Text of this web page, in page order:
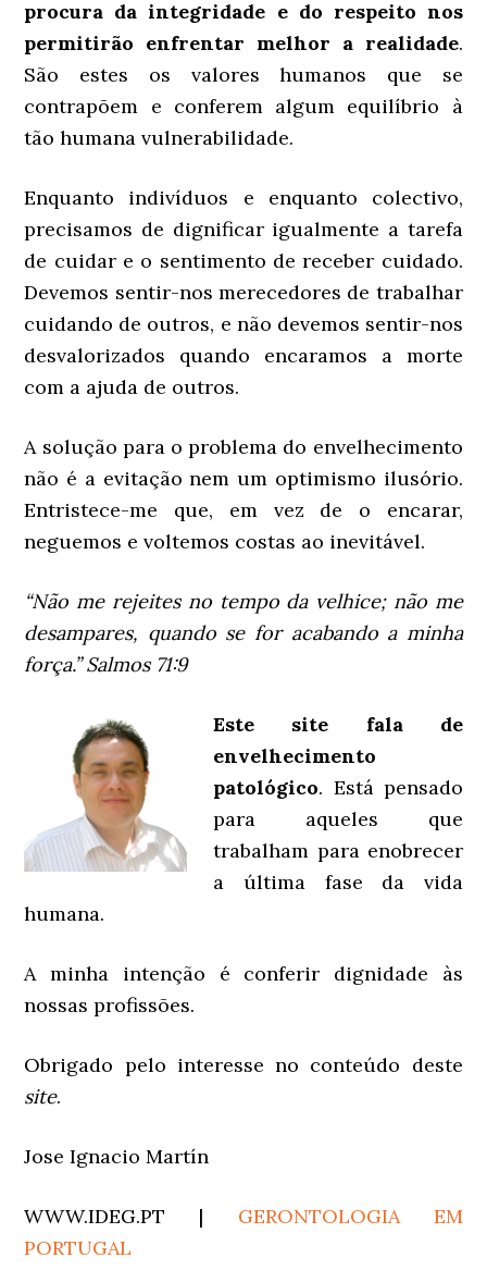
procura da integridade e do respeito nos
permitirão enfrentar melhor a realidade.
São estes os valores humanos que se
contrapõem e conferem algum equilíbrio à
tão humana vulnerabilidade.
Enquanto indivíduos e enquanto colectivo,
precisamos de dignificar igualmente a tarefa
de cuidar e o sentimento de receber cuidado.
Devemos sentir-nos merecedores de trabalhar
cuidando de outros, e não devemos sentir-nos
desvalorizados quando encaramos a morte
com a ajuda de outros.
A solução para o problema do envelhecimento
não é a evitação nem um optimismo ilusório.
Entristece-me que, em vez de o encarar,
neguemos e voltemos costas ao inevitável.
“Não me rejeites no tempo da velhice; não me
desampares, quando se for acabando a minha
força.” Salmos 71:9
Este site fala de
envelhecimento
patológico. Está pensado
para aqueles que
trabalham para enobrecer
a última fase da vida
humana.
A minha intenção é conferir dignidade às
nossas profissões.
Obrigado pelo interesse no conteúdo deste
site.
Jose Ignacio Martín
WWW.IDEG.PT | GERONTOLOGIA EM
PORTUGAL